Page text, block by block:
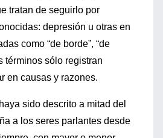
tratan de seguirlo por
depresión u otras en
como “de borde”, “de
términos sólo registran
en causas y razones.
sido descrito a mitad del
a los seres parlantes desde